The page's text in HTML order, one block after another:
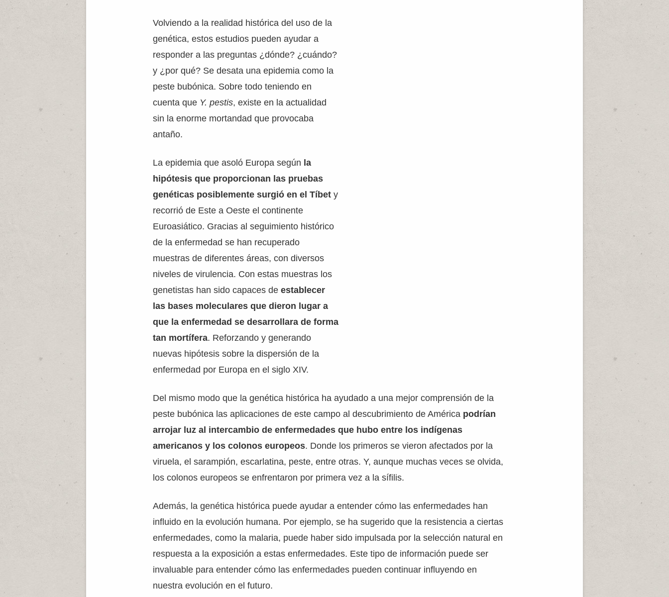
Volviendo a la realidad histórica del uso de la
genética, estos estudios pueden ayudar a
responder a las preguntas ¿dónde? ¿cuándo?
y ¿por qué? Se desata una epidemia como la
peste bubónica. Sobre todo teniendo en
cuenta que Y. pestis, existe en la actualidad
sin la enorme mortandad que provocaba
antaño.
La epidemia que asoló Europa según la
hipótesis que proporcionan las pruebas
genéticas posiblemente surgió en el Tíbety
recorrió de Este a Oeste el continente
Euroasiático. Gracias al seguimiento histórico
de la enfermedad se han recuperado
muestras de diferentes áreas, con diversos
niveles de virulencia. Con estas muestras los
genetistas han sido capaces deestablecer
las bases moleculares que dieron lugar a
que la enfermedad se desarrollara de forma
tan mortífera. Reforzando y generando
nuevas hipótesis sobre la dispersión de la
enfermedad por Europa en el siglo XIV.
Del mismo modo que la genética histórica ha ayudado a una mejor comprensión de la
peste bubónica las aplicaciones de este campo al descubrimiento de América podrían
arrojar luz al intercambio de enfermedades que hubo entre los indígenas
americanos y los colonos europeos. Donde los primeros se vieron afectados por la
viruela, el sarampión, escarlatina, peste, entre otras. Y, aunque muchas veces se olvida,
los colonos europeos se enfrentaron por primera vez a la sífilis.
Además, la genética histórica puede ayudar a entender cómo las enfermedades han
influido en la evolución humana. Por ejemplo, se ha sugerido que la resistencia a ciertas
enfermedades, como la malaria, puede haber sido impulsada por la selección natural en
respuesta a la exposición a estas enfermedades. Este tipo de información puede ser
invaluable para entender cómo las enfermedades pueden continuar influyendo en
nuestra evolución en el futuro.